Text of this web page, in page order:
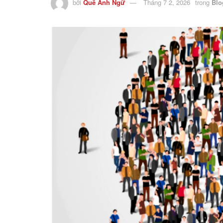
bởi Quế Anh Ngữ Tháng 7 2, 2026 trong